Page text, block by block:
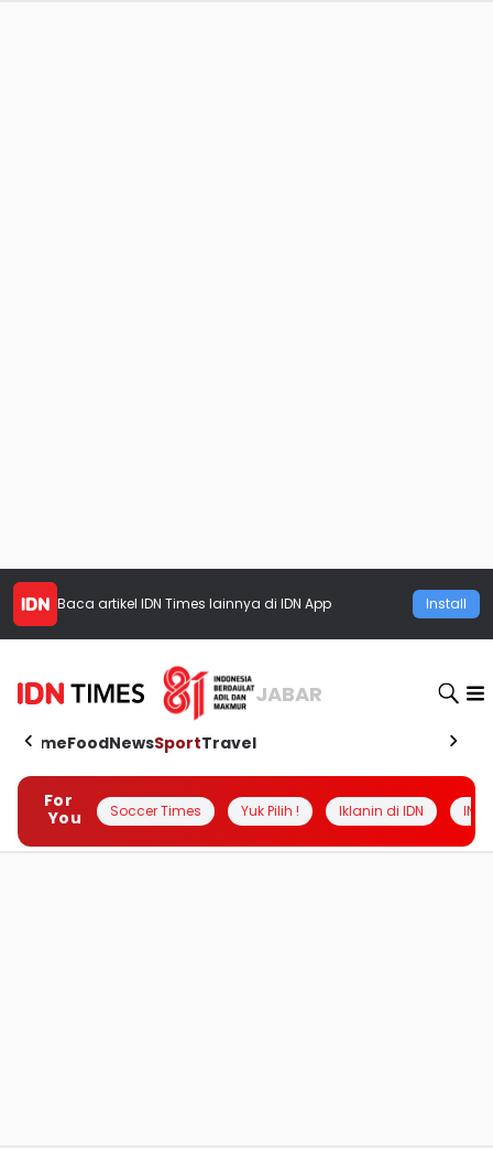
Baca artikel IDN Times lainnya di IDN App Install
JABAR
HomeFoodNewsSportTravel
For
You
Soccer Times Yuk Pilih ! Iklanin di IDN